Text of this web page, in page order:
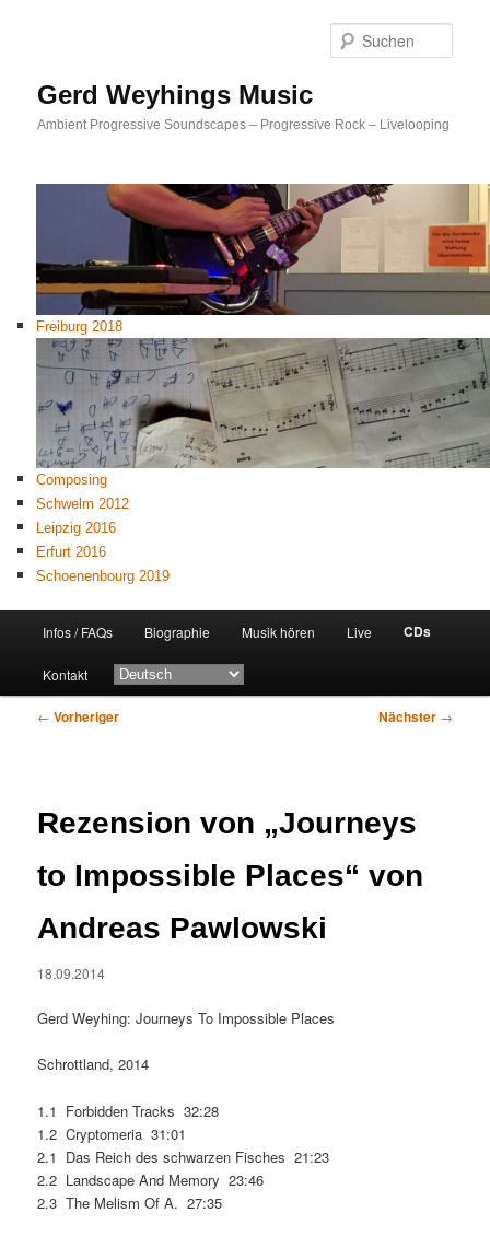
Gerd Weyhings Music
Ambient Progressive Soundscapes – Progressive Rock – Livelooping
Freiburg 2018
Composing
Schwelm 2012
Leipzig 2016
Erfurt 2016
Schoenenbourg 2019
Zum
primären
Inhalt
Infos / FAQs Biographie Musik hören Live CDs
Kontakt
Beitragsnavigation
← Vorheriger Nächster →
Rezension von „Journeys
to Impossible Places“ von
Andreas Pawlowski
18.09.2014
Gerd Weyhing: Journeys To Impossible Places
Schrottland, 2014
1.1 Forbidden Tracks 32:28
1.2 Cryptomeria 31:01
2.1 Das Reich des schwarzen Fisches 21:23
2.2 Landscape And Memory 23:46
2.3 The Melism Of A. 27:35